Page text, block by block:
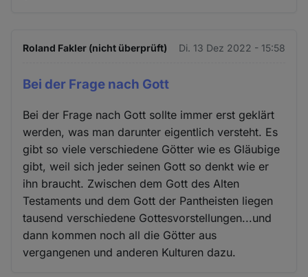
Roland Fakler (nicht überprüft) Di. 13 Dez 2022 - 15:58
Bei der Frage nach Gott
Bei der Frage nach Gott sollte immer erst geklärt
werden, was man darunter eigentlich versteht. Es
gibt so viele verschiedene Götter wie es Gläubige
gibt, weil sich jeder seinen Gott so denkt wie er
ihn braucht. Zwischen dem Gott des Alten
Testaments und dem Gott der Pantheisten liegen
tausend verschiedene Gottesvorstellungen...und
dann kommen noch all die Götter aus
vergangenen und anderen Kulturen dazu.